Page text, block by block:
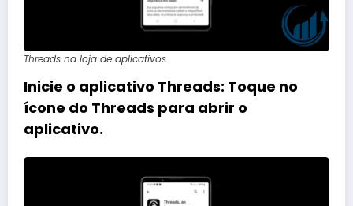
Threads na loja de aplicativos.
Inicie o aplicativo Threads: Toque no
ícone do Threads para abrir o
aplicativo.